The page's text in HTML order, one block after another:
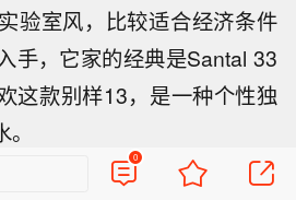
验室风，比较适合经济条件
手，它家的经典是Santal 33
这款别样13，是一种个性独
0